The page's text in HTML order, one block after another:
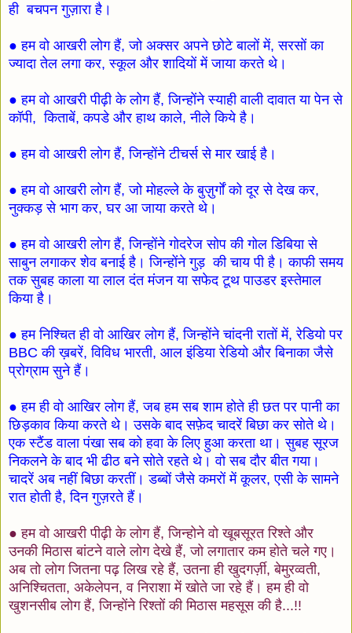
ही बचपन गुज़ारा है।
● हम वो आखरी लोग हैं, जो अक्सर अपने छोटे बालों में, सरसों का
ज्यादा तेल लगा कर, स्कूल और शादियों में जाया करते थे।
● हम वो आखरी पीढ़ी के लोग हैं, जिन्होंने स्याही वाली दावात या पेन से
कॉपी, किताबें, कपडे और हाथ काले, नीले किये है।
● हम वो आखरी लोग हैं, जिन्होंने टीचर्स से मार खाई है।
● हम वो आखरी लोग हैं, जो मोहल्ले के बुज़ुर्गों को दूर से देख कर,
नुक्कड़ से भाग कर, घर आ जाया करते थे।
● हम वो आखरी लोग हैं, जिन्होंने गोदरेज सोप की गोल डिबिया से
साबुन लगाकर शेव बनाई है। जिन्होंने गुड़ की चाय पी है। काफी समय
तक सुबह काला या लाल दंत मंजन या सफेद टूथ पाउडर इस्तेमाल
किया है।
● हम निश्चित ही वो आखिर लोग हैं, जिन्होंने चांदनी रातों में, रेडियो पर
BBC की ख़बरें, विविध भारती, आल इंडिया रेडियो और बिनाका जैसे
प्रोग्राम सुने हैं।
● हम ही वो आखिर लोग हैं, जब हम सब शाम होते ही छत पर पानी का
छिड़काव किया करते थे। उसके बाद सफ़ेद चादरें बिछा कर सोते थे।
एक स्टैंड वाला पंखा सब को हवा के लिए हुआ करता था। सुबह सूरज
निकलने के बाद भी ढीठ बने सोते रहते थे। वो सब दौर बीत गया।
चादरें अब नहीं बिछा करतीं। डब्बों जैसे कमरों में कूलर, एसी के सामने
रात होती है, दिन गुज़रते हैं।
● हम वो आखरी पीढ़ी के लोग हैं, जिन्होने वो खूबसूरत रिश्ते और
उनकी मिठास बांटने वाले लोग देखे हैं, जो लगातार कम होते चले गए।
अब तो लोग जितना पढ़ लिख रहे हैं, उतना ही खुदगर्ज़ी, बेमुरव्वती,
अनिश्चितता, अकेलेपन, व निराशा में खोते जा रहे हैं। हम ही वो
खुशनसीब लोग हैं, जिन्होंने रिश्तों की मिठास महसूस की है...!!